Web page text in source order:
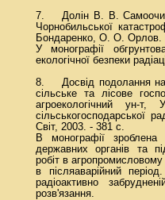
7. Долін В. В.
Чорнобильської
Бондаренко, О. О. Орлов.
У монографії
екологічної безпеки
8. Досвід подолання
сільське та лісове
агроекологічний ун-т,
сільськогосподарської
Світ, 2003. - 381 с.
В монографії зроблена
державних органів та
робіт в агропромисловому
в післяаварійний
радіоактивно
розв'язання.